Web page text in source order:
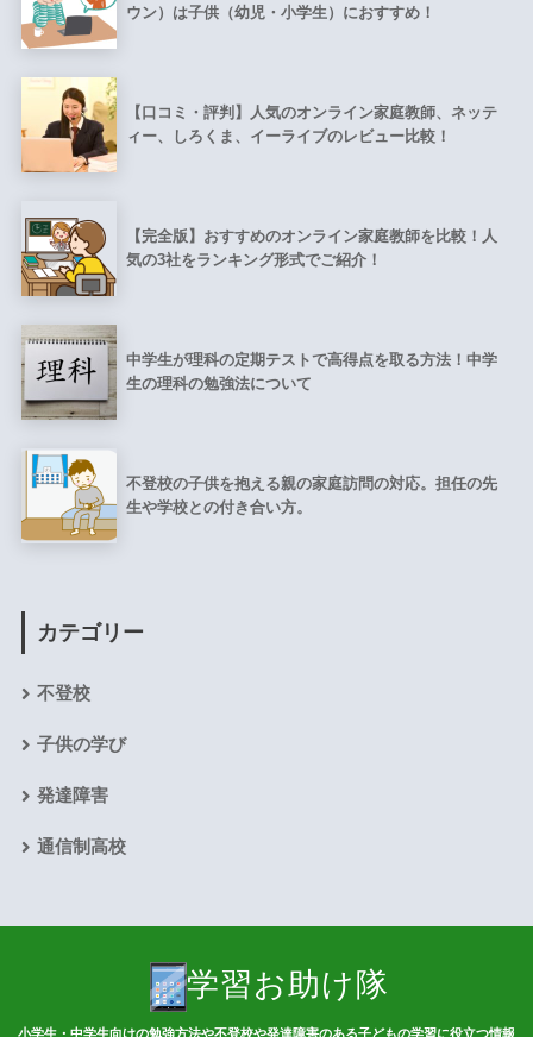
ウン）は子供（幼児・小学生）におすすめ！
【口コミ・評判】人気のオンライン家庭教師、ネッテ
ィー、しろくま、イーライブのレビュー比較！
【完全版】おすすめのオンライン家庭教師を比較！人
気の3社をランキング形式でご紹介！
中学生が理科の定期テストで高得点を取る方法！中学
生の理科の勉強法について
不登校の子供を抱える親の家庭訪問の対応。担任の先
生や学校との付き合い方。
カテゴリー
不登校
子供の学び
発達障害
通信制高校
学習お助け隊
小学生・中学生向けの勉強方法や不登校や発達障害のある子どもの学習に役立つ情報